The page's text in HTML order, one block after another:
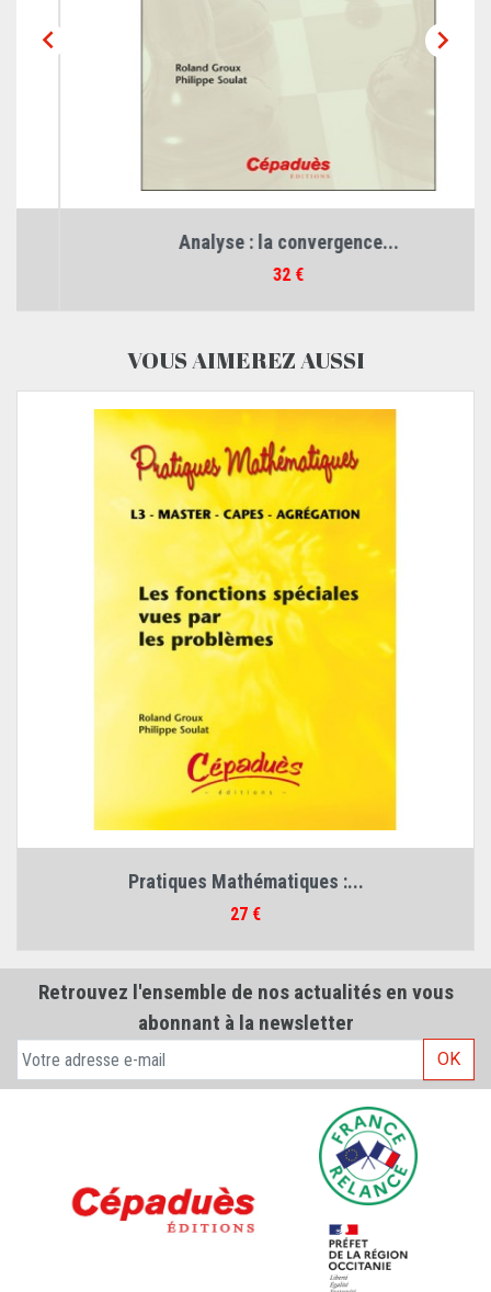

Analyse : la convergence...

VOUS AIMEREZ AUSSI
Pratiques Mathématiques :...
Prix
27 €
Retrouvez l'ensemble de nos actualités en vous
abonnant à la newsletter
OK